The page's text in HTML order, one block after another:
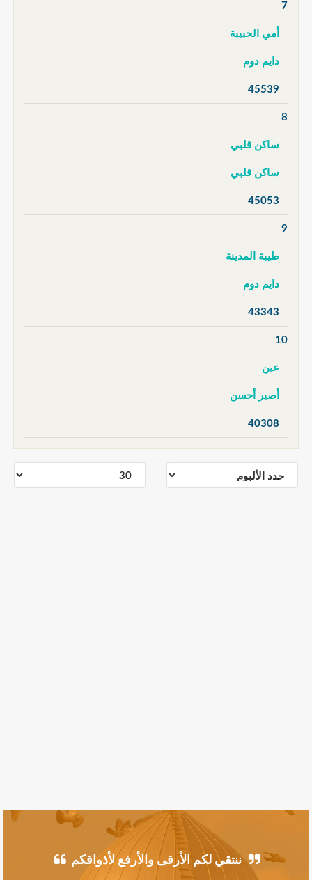
7
أمي الحبيبة
دايم دوم
45539
8
ساكن قلبي
ساكن قلبي
45053
9
طيبة المدينة
دايم دوم
43343
10
عين
أصير أحسن
40308
ننتقي لكم الأرقى والأرفع لأذواقكم